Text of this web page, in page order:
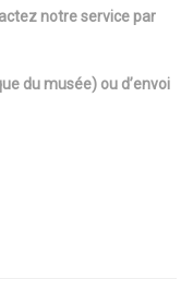
notre service par
du musée) ou d’envoi